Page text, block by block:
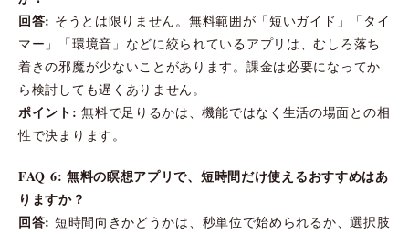
回答: そうとは限りません。無料範囲が「短いガイド」「タイ
マー」「環境音」などに絞られているアプリは、むしろ落ち
着きの邪魔が少ないことがあります。課金は必要になってか
ら検討しても遅くありません。
ポイント: 無料で足りるかは、機能ではなく生活の場面との相
性で決まります。
FAQ 6: 無料の瞑想アプリで、短時間だけ使えるおすすめはあ
りますか？
回答: 短時間向きかどうかは、秒単位で始められるか、選択肢